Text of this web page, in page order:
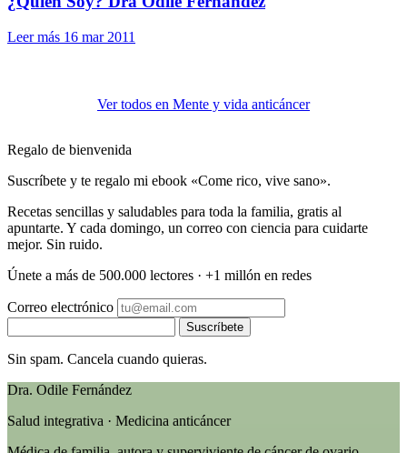
Leer más 16 mar 2011
Ver todos en Mente y vida anticáncer
Regalo de bienvenida
Suscríbete y te regalo mi ebook «Come rico, vive sano».
Recetas sencillas y saludables para toda la familia, gratis al
apuntarte. Y cada domingo, un correo con ciencia para cuidarte
mejor. Sin ruido.
Únete a más de 500.000 lectores · +1 millón en redes
Correo electrónico
Suscríbete
Sin spam. Cancela cuando quieras.
Dra. Odile Fernández
Salud integrativa · Medicina anticáncer